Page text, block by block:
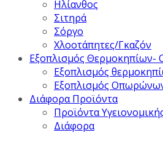
Ηλίανθος
Σιτηρά
Σόργο
Χλοοτάπητες/Γκαζόν
Εξοπλισμός
Εξοπλισμός
Εξοπλισμός
Διάφορα Προϊόντα
Προϊόντα
Διάφορα